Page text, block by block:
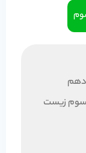
سوم زیست